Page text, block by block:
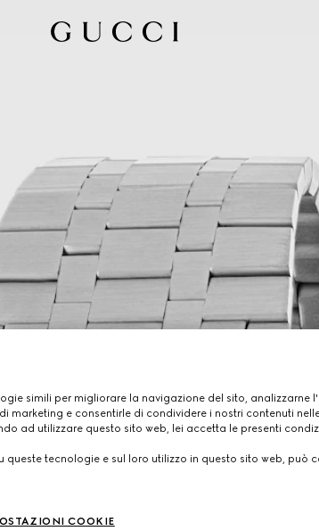
simili per migliorare la navigazione del sito, analizzarne
marketing e consentirle di condividere i nostri contenuti
ad utilizzare questo sito web, lei accetta le presenti
queste tecnologie e sul loro utilizzo in questo sito web, può
COOKIE